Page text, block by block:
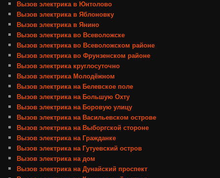
Вызов электрика в Юнтолово
Вызов электрика в Яблоновку
Вызов электрика в Янино
Вызов электрика во Всеволожске
Вызов электрика во Всеволожском районе
Вызов электрика во Фрунзенском районе
Вызов электрика круглосуточно
Вызов электрика Молодёжном
Вызов электрика на Белевское поле
Вызов электрика на Большую Охту
Вызов электрика на Боровую улицу
Вызов электрика на Васильевском острове
Вызов электрика на Выборгской стороне
Вызов электрика на Гражданке
Вызов электрика на Гутуевский остров
Вызов электрика на дом
Вызов электрика на Дунайский проспект